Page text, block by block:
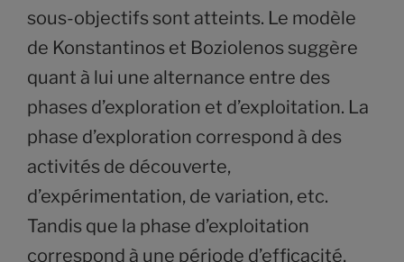
sous-objectifs sont atteints. Le modèle
de Konstantinos et Boziolenos suggère
quant à lui une alternance entre des
phases d’exploration et d’exploitation. La
phase d’exploration correspond à des
activités de découverte,
d’expérimentation, de variation, etc.
Tandis que la phase d’exploitation
correspond à une période d’efficacité,